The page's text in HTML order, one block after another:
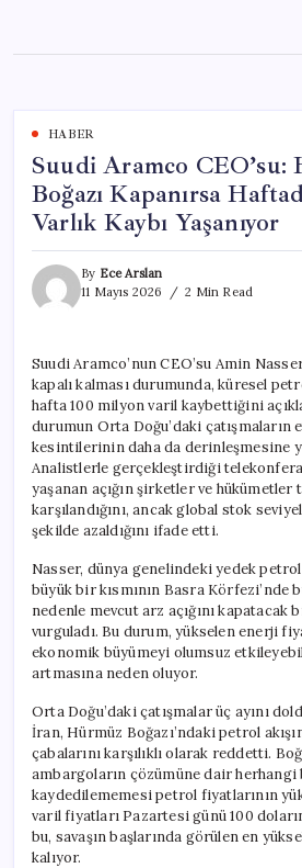
content
HABER
Suudi Aramco CEO’su:
Boğazı Kapanırsa
Varlık Kaybı Yaşanıyor
By Ece Arslan
11 Mayıs 2026
2 Min Read
Suudi Aramco’nun CEO’su Amin
kapalı kalması durumunda, küresel
hafta 100 milyon varil kaybettiğini
durumun Orta Doğu’daki çatışmaların
kesintilerinin daha da derinleşmesine
Analistlerle gerçekleştirdiği
yaşanan açığın şirketler ve
karşılandığını, ancak global stok
şekilde azaldığını ifade etti.
Nasser, dünya genelindeki yedek
büyük bir kısmının Basra Körfezi’nde
nedenle mevcut arz açığını kapatacak
vurguladı. Bu durum, yükselen enerji
ekonomik büyümeyi olumsuz
artmasına neden oluyor.
Orta Doğu’daki çatışmalar üç ayını
İran, Hürmüz Boğazı’ndaki petrol
çabalarını karşılıklı olarak reddetti.
ambargoların çözümüne dair
kaydedilememesi petrol fiyatlarının
varil fiyatları Pazartesi günü 100
bu, savaşın başlarında görülen en
kalıyor.